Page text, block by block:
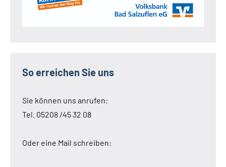
So erreichen Sie uns
Sie können uns anrufen:
Tel. 05208 /45 32 08
Oder eine Mail schreiben: